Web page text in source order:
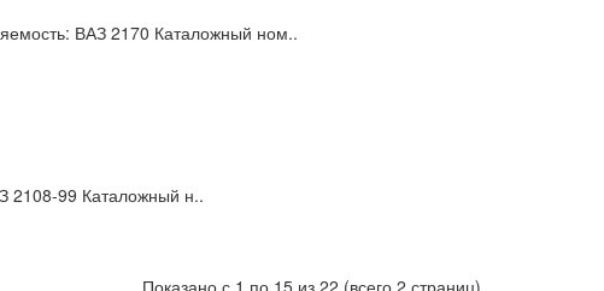
ВАЗ 2170 Каталожный ном..
2108-99 Каталожный н..